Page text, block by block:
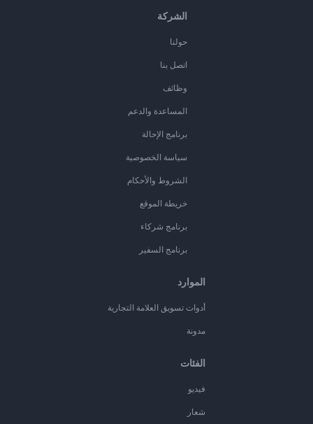
الشركة
حولنا
اتصل بنا
وظائف
المساعدة والدعم
برنامج الإحالة
سياسة الخصوصية
الشروط والأحكام
خريطة الموقع
برنامج شركاء
برنامج السفير
الموارد
أدوات تسويق العلامة التجارية
مدونة
الفئات
فيديو
شعار